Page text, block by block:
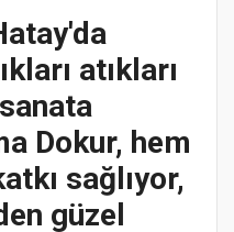
atıkları
Dokur, hem
sağlıyor,
güzel